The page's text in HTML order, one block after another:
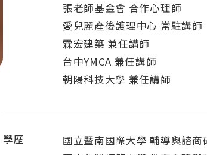
張老師基金會 合作心理師
愛兒麗產後護理中心 常駐講師
霖宏建築 兼任講師
台中YMCA 兼任講師
朝陽科技大學 兼任講師
學歷
國立暨南國際大學 輔導與諮商